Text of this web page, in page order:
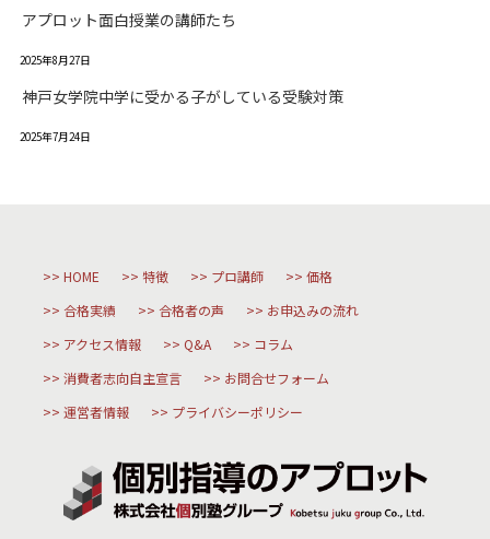
アプロット面白授業の講師たち
2025年8月27日
神戸女学院中学に受かる子がしている受験対策
2025年7月24日
HOME 特徴 プロ講師
価格
合格実績
合格者の声
お申込みの流れ
アクセス情報
Q&A
コラム
消費者志向自主宣言
お問合せフォーム
運営者情報
プライバシーポリシー